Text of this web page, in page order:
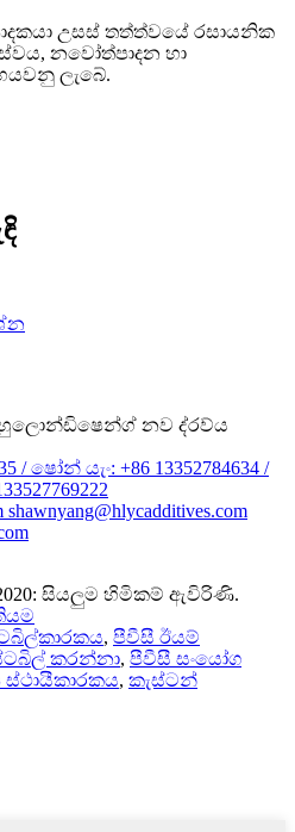
උසස් තත්ත්වයේ රසායනික
නවෝත්පාදන හා
ලැබේ.
හුලොන්ඩිෂෙන්ග් නව ද්රව්ය
/ ෂෝන් යැං: +86 13352784634 /
සියලුම හිමිකම් ඇවිරිණි.
, පීවීසී ඊයම්
කරන්නා, පීවීසී සංයෝග
ස්ථායීකාරකය, කැස්ටන්